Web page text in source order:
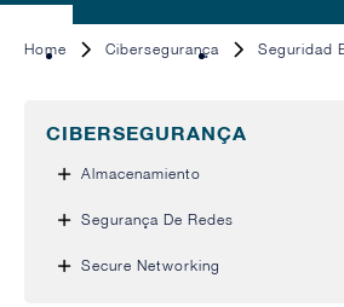
Home Cibersegurança Seguridad
CIBERSEGURANÇA
Almacenamiento
Segurança De Redes
Secure Networking